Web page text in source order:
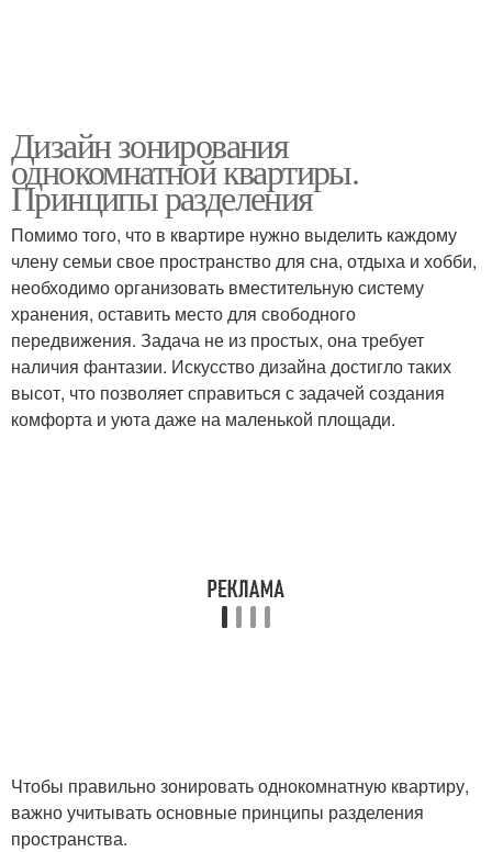
Дизайн зонирования
однокомнатной квартиры.
Принципы разделения
Помимо того, что в квартире нужно выделить каждому
члену семьи свое пространство для сна, отдыха и хобби,
необходимо организовать вместительную систему
хранения, оставить место для свободного
передвижения. Задача не из простых, она требует
наличия фантазии. Искусство дизайна достигло таких
высот, что позволяет справиться с задачей создания
комфорта и уюта даже на маленькой площади.
Чтобы правильно зонировать однокомнатную квартиру,
важно учитывать основные принципы разделения
пространства.